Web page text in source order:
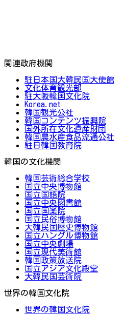
関連政府機関
駐日本国大韓民国大使館
文化体育観光部
駐大阪韓国文化院
Korea.net
韓国観光公社
韓国コンテンツ振興院
国外所在文化遺産財団
韓国農水産食品流通公社
駐日韓国教育院
韓国の文化機関
韓国芸術総合学校
国立中央博物館
国立国語院
国立中央図書館
国立国楽院
国立民俗博物館
大韓民国歴史博物館
国立ハングル博物館
国立中央劇場
国立現代美術館
韓国政策放送院
国立アジア文化殿堂
大韓民国芸術院
世界の韓国文化院
世界の韓国文化院